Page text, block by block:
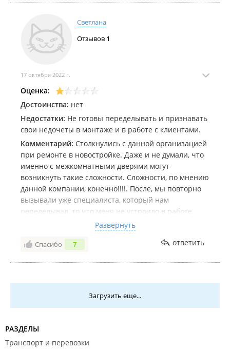
что ручки не те что были в заказе (покупали
Мастера пришлось перенести (за каждый раз
оплачивая выезд из своего кармана). Ручки в
магазине обменяли, но пришлось из пригорода
При повторном вызове мастера на установке ручек
было рамки. Мастер произвел установку без нее,
так как вызывать мастера в третий раз за свой счет
не было желания.
Написал в магазин с просьбой выдать рамку -
ответили отказом.
Если не хотите сталкиваться с вечными
проблемами - обходите стороной эту компанию.
Менеджеры и комплектовщики плевать хотели на
то что вам привозят. Клиентоориентированность
равна нулю.
Светлана
Отзывов 1
17 октября 2022 г.
Оценка:
Достоинства: нет
Недостатки: Не готовы переделывать и признавать
свои недочеты в монтаже и в работе с клиентами.
Комментарий: Столкнулись с данной организацией
при ремонте в новостройке. Даже и не думали, что
именно с межкомнатными дверями могут
возникнуть такие сложности. Сложности, по мнению
данной компании, конечно!!!!. После, мы повторно
вызывали уже специалиста, который нам
переделывал, то что меня не устроило в работе
"Дверь Мастер" и что они категорически
отказались переделывать, сославшись на то, что
проемы не так у меня сделаны, и вообще есть
как договор на монтаж данная компания не
переустановку дверей. Те же самые двери есть в
любой другой компании, дернул черт заказать
именно здесь.
Развернуть
Спасибо 7 ответить
Загрузить еще...
РАЗДЕЛЫ
Транспорт и перевозки